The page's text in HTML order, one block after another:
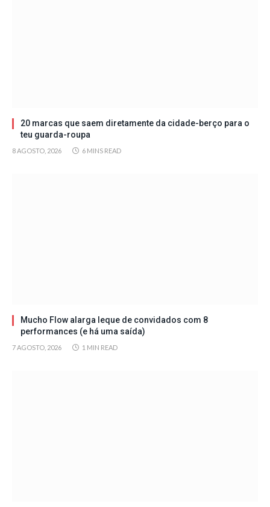
20 marcas que saem diretamente da cidade-berço para o
teu guarda-roupa
8 AGOSTO, 2026 6 MINS READ
Mucho Flow alarga leque de convidados com 8
performances (e há uma saída)
7 AGOSTO, 2026 1 MIN READ